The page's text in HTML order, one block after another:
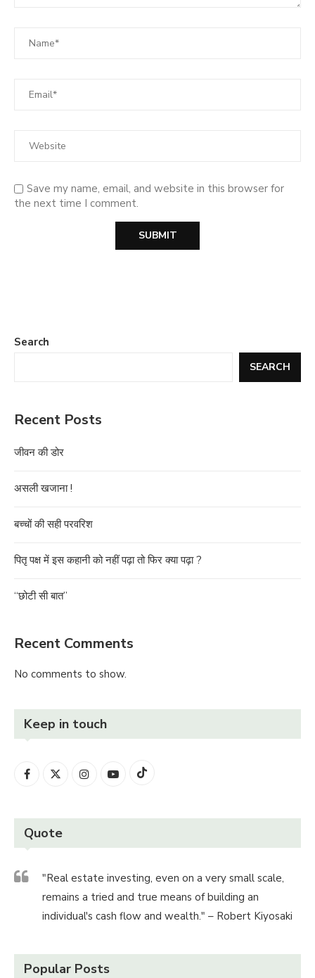
Save my name, email, and website in this browser for
the next time I comment.
Search
SEARCH
Recent Posts
जीवन की डोर
असली खजाना !
बच्चों की सही परवरिश
पितृ पक्ष में इस कहानी को नहीं पढ़ा तो फिर क्या पढ़ा ?
“छोटी सी बात”
Recent Comments
No comments to show.
Keep in touch
Quote
"Real estate investing, even on a very small scale,
remains a tried and true means of building an
individual's cash flow and wealth." – Robert Kiyosaki
Popular Posts